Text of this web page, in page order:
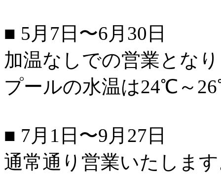
■ 5月7日〜6月30日
加温なしでの営業とな
プールの水温は24℃～
■ 7月1日〜9月27日
通常通り営業いたしま